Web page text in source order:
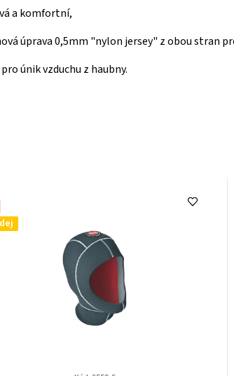
a komfortní,
úprava 0,5mm "nylon jersey" z obou stran
únik vzduchu z haubny.